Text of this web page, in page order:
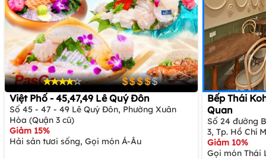
Việt Phố - 45,47,49 Lê Quý Đôn
Số 45 - 47 - 49 Lê Quý Đôn, Phường Xuân
Hòa (Quận 3 cũ)
Giảm 15%
Hải sản tươi sống, Gọi món Á-Âu
Bếp Thái
Quan
Số 24 đường
3, Tp. Hồ Chí
Giảm 10%
Gọi món Thái